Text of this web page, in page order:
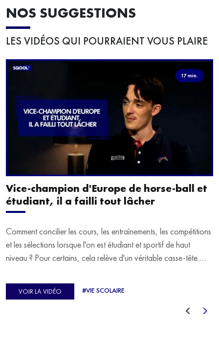
NOS SUGGESTIONS
LES VIDÉOS QUI POURRAIENT VOUS PLAIRE
17 min.
Vice-champion d'Europe de horse-ball et
étudiant, il a failli tout lâcher
Comment concilier les cours, les entraînements, les compétitions
et les sélections lorsque l'on est étudiant et sportif de haut
niveau ? Pour certains, cela relève d'un véritable casse-tête.
d'Europe de Horse-ball, qui a failli abandonner ses études
avant de trouver un nouvel équilibre.
VOIR LA VIDÉO #VIE SCOLAIRE